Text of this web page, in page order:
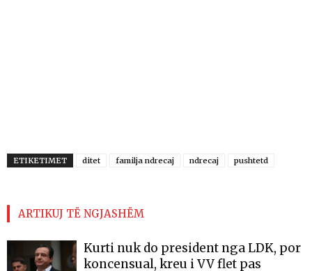
ETIKETIMET ditet familja ndrecaj ndrecaj pushtetd
ARTIKUJ TË NGJASHËM
Kurti nuk do president nga LDK, por
koncensual, kreu i VV flet pas